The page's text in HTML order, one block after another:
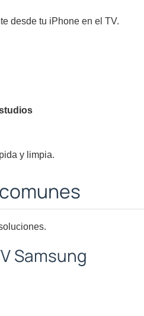
desde tu iPhone en el TV.
y limpia.
Samsung